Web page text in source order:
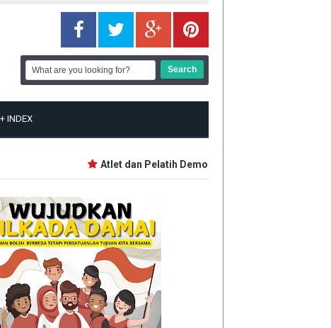
+ INDEX
Atlet dan Pelatih Demo Tuntut Bonus PON dan